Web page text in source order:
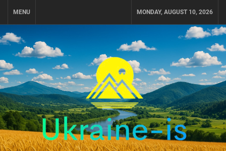
MENU MONDAY, AUGUST 10, 2026